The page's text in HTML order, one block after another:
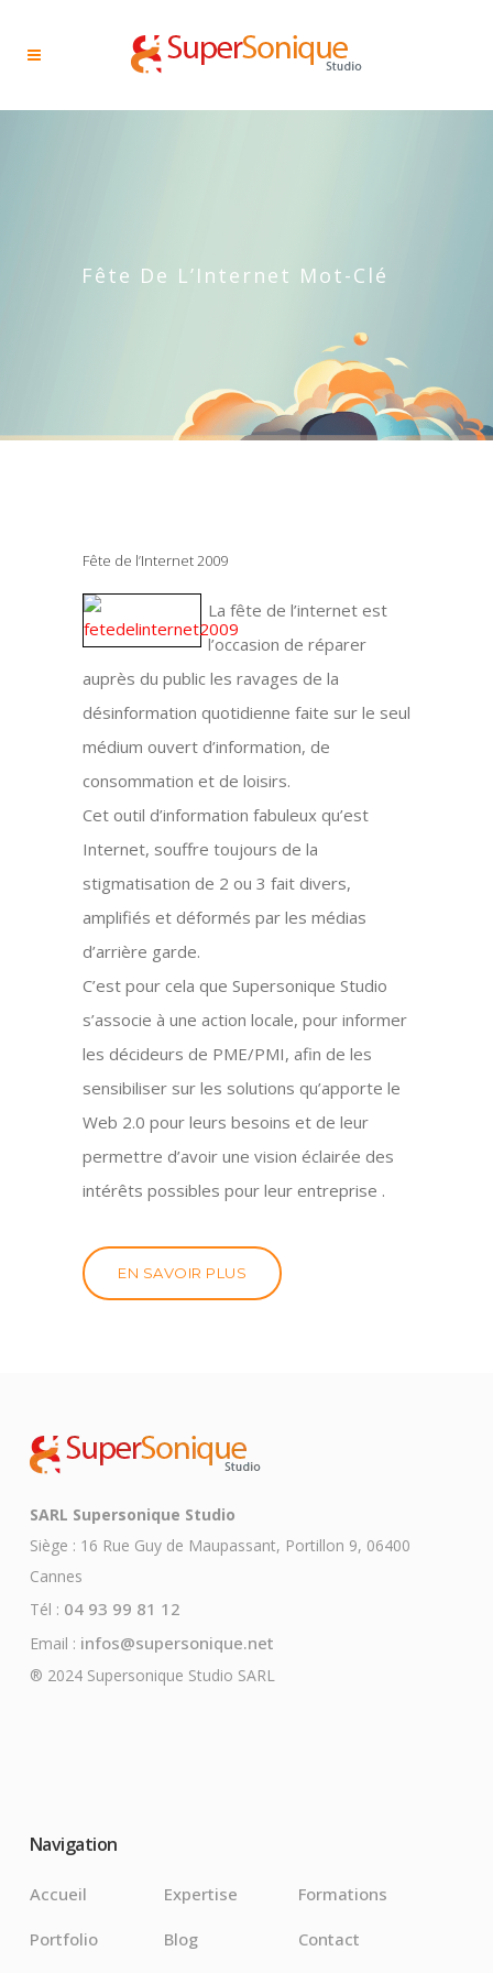
Fête De L’Internet Mot-Clé
Fête de l’Internet 2009
La fête de l’internet est
l’occasion de réparer
auprès du public les ravages de la
désinformation quotidienne faite sur le seul
médium ouvert d’information, de
consommation et de loisirs.
Cet outil d’information fabuleux qu’est
Internet, souffre toujours de la
stigmatisation de 2 ou 3 fait divers,
amplifiés et déformés par les médias
d’arrière garde.
C’est pour cela que Supersonique Studio
s’associe à une action locale, pour informer
les décideurs de PME/PMI, afin de les
sensibiliser sur les solutions qu’apporte le
Web 2.0 pour leurs besoins et de leur
permettre d’avoir une vision éclairée des
intérêts possibles pour leur entreprise .
EN SAVOIR PLUS
SARL Supersonique Studio
Siège : 16 Rue Guy de Maupassant, Portillon 9, 06400
Cannes
Tél : 04 93 99 81 12
Email : infos@supersonique.net
® 2024 Supersonique Studio SARL
Navigation
Accueil Expertise Formations
Portfolio Blog Contact